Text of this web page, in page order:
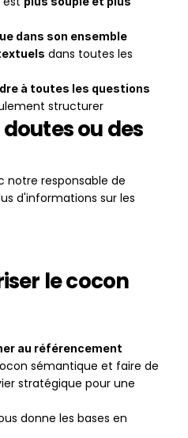
dans son ensemble
dans toutes les
à toutes les questions
structurer
ou des
notre responsable de
d'informations sur les
le cocon
au référencement
sémantique et faire de
stratégique pour une
donne les bases en